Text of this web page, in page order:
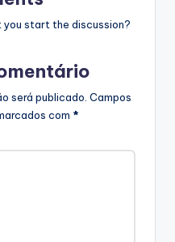
you start the discussion?
será publicado. Campos
com *